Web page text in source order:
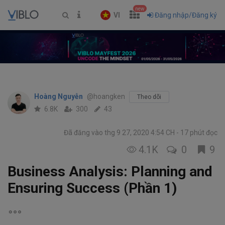
VI
new
Đăng nhập/Đăng ký
Hoàng Nguyễn @hoangken Theo dõi
6.8K 300 43
Đã đăng vào thg 9 27, 2020 4:54 CH 17 phút đọc
4.1K 0 9
Business Analysis: Planning and
Ensuring Success (Phần 1)